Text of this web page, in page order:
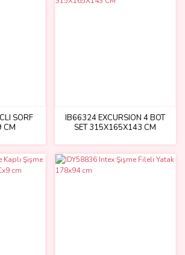
SORF
CM
IB66324 EXCURSION 4 BOT
SET 315X165X143 CM